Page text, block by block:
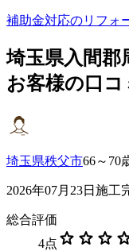
補助金対応のリフォ
埼玉県入間郡
お客様の口コ
埼玉県秩父市66～70
2026年07月23日施工
総合評価
4点 star star star